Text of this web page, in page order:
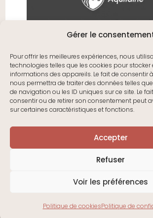
Gérer le
Pour offrir les meilleures expériences, nous
technologies telles que les cookies pour stocker
informations des appareils. Le fait de consentir
nous permettra de traiter des données telles
de navigation ou les ID uniques sur ce site. Le
consentir ou de retirer son consentement peut
sur certaines caractéristiques et fonctions.
Accepter
Refuser
Voir les préférences
Politique de cookiesPolitique de